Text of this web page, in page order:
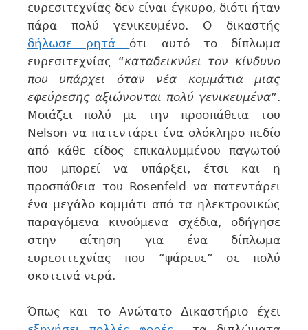
ευρεσιτεχνίας δεν είναι έγκυρο, διότι ήταν
πάρα πολύ γενικευμένο. Ο δικαστής
δήλωσε ρητά ότι αυτό το δίπλωμα
ευρεσιτεχνίας “καταδεικνύει τον κίνδυνο
που υπάρχει όταν νέα κομμάτια μιας
εφεύρεσης αξιώνονται πολύ γενικευμένα”.
Μοιάζει πολύ με την προσπάθεια του
Nelson να πατεντάρει ένα ολόκληρο πεδίο
από κάθε είδος επικαλυμμένου παγωτού
που μπορεί να υπάρξει, έτσι και η
προσπάθεια του Rosenfeld να πατεντάρει
ένα μεγάλο κομμάτι από τα ηλεκτρονικώς
παραγόμενα κινούμενα σχέδια, οδήγησε
στην αίτηση για ένα δίπλωμα
ευρεσιτεχνίας που “ψάρευε” σε πολύ
σκοτεινά νερά.
Όπως και το Ανώτατο Δικαστήριο έχει